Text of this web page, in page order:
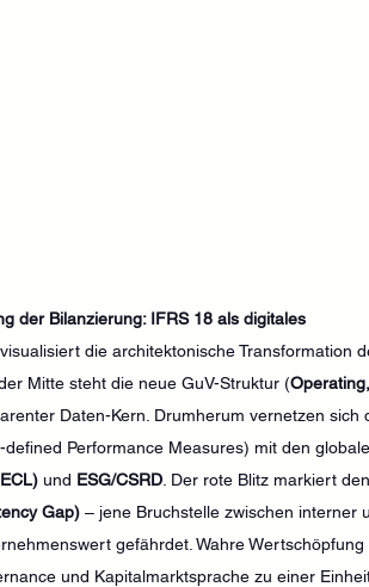
der Bilanzierung: IFRS 18 als digitales
die architektonische Transformation
Mitte steht die neue GuV-Struktur (
Daten-Kern. Drumherum vernetzen sich
defined Performance Measures) mit den
und ESG/CSRD. Der rote Blitz markiert
Gap) – jene Bruchstelle zwischen interner
gefährdet. Wahre Wertschöpfung
und Kapitalmarktsprache zu einer